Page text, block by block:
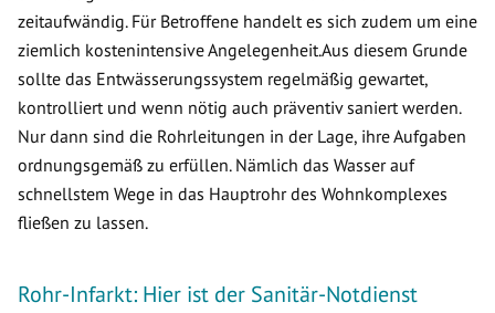
zeitaufwändig. Für Betroffene handelt es sich zudem um eine
ziemlich kostenintensive Angelegenheit.Aus diesem Grunde
sollte das Entwässerungssystem regelmäßig gewartet,
kontrolliert und wenn nötig auch präventiv saniert werden.
Nur dann sind die Rohrleitungen in der Lage, ihre Aufgaben
ordnungsgemäß zu erfüllen. Nämlich das Wasser auf
schnellstem Wege in das Hauptrohr des Wohnkomplexes
fließen zu lassen.
Rohr-Infarkt: Hier ist der Sanitär-Notdienst